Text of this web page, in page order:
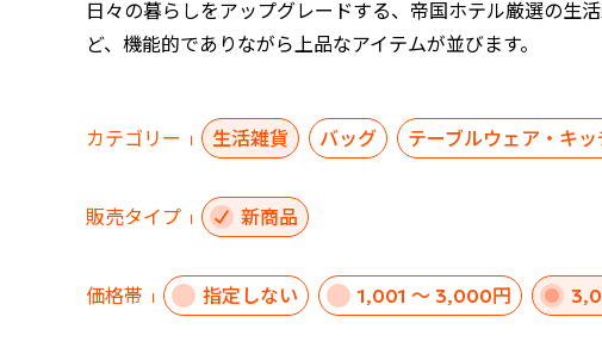
日々の暮らしをアップグレードする、帝国ホテル厳選の生
ど、機能的でありながら上品なアイテムが並びます。
カテゴリー 生活雑貨 バッグ テーブルウェア・キ
販売タイプ 新商品
価格帯 指定しない 1,001 ～ 3,000円